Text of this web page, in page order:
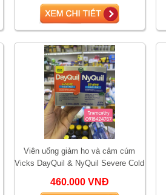
Viên uống giảm ho và cảm cúm
Vicks DayQuil & NyQuil Severe Cold
460.000 VNĐ